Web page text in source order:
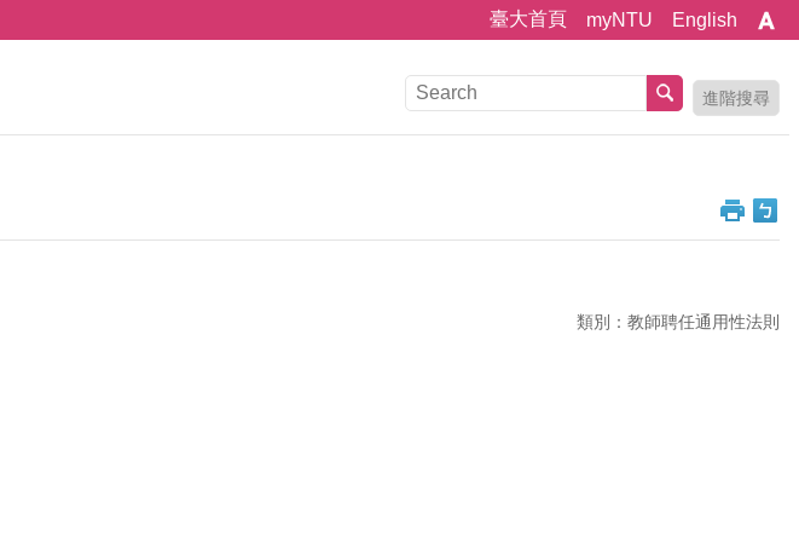
臺大首頁 myNTU English
進階搜尋
類別：教師聘任通用性法則